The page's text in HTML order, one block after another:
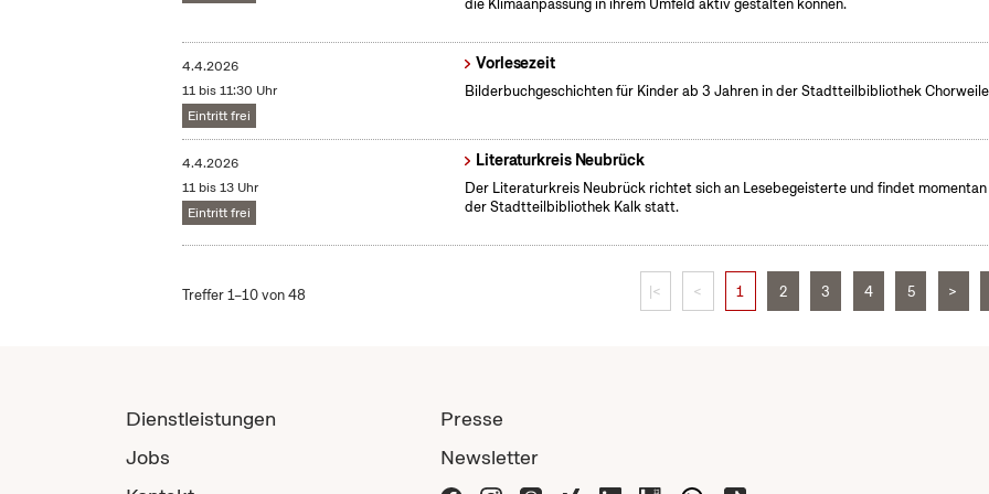
die Klimaanpassung in ihrem Umfeld aktiv gestalten können.
4.4.2026
11 bis 11:30 Uhr
Eintritt frei
Vorlesezeit
Bilderbuchgeschichten für Kinder ab 3 Jahren in der Stadtteilbibliothek
4.4.2026
11 bis 13 Uhr
Eintritt frei
Literaturkreis Neubrück
Der Literaturkreis Neubrück richtet sich an Lesebegeisterte und findet momentan
der Stadtteilbibliothek Kalk statt.
Treffer 1–10 von 48 |< < 1 2 3 4 5 >
Dienstleistungen
Jobs
Presse
Newsletter